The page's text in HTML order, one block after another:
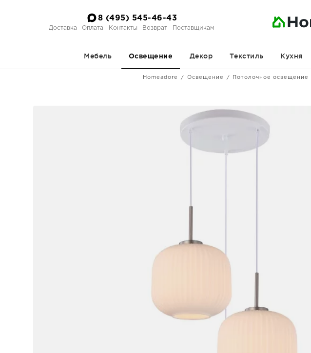
8 (495) 545-46-43
Доставка Оплата Контакты Возврат Поставщикам
Мебель Освещение Декор Текстиль Кухня
Homeadore Освещение Потолочное освещение